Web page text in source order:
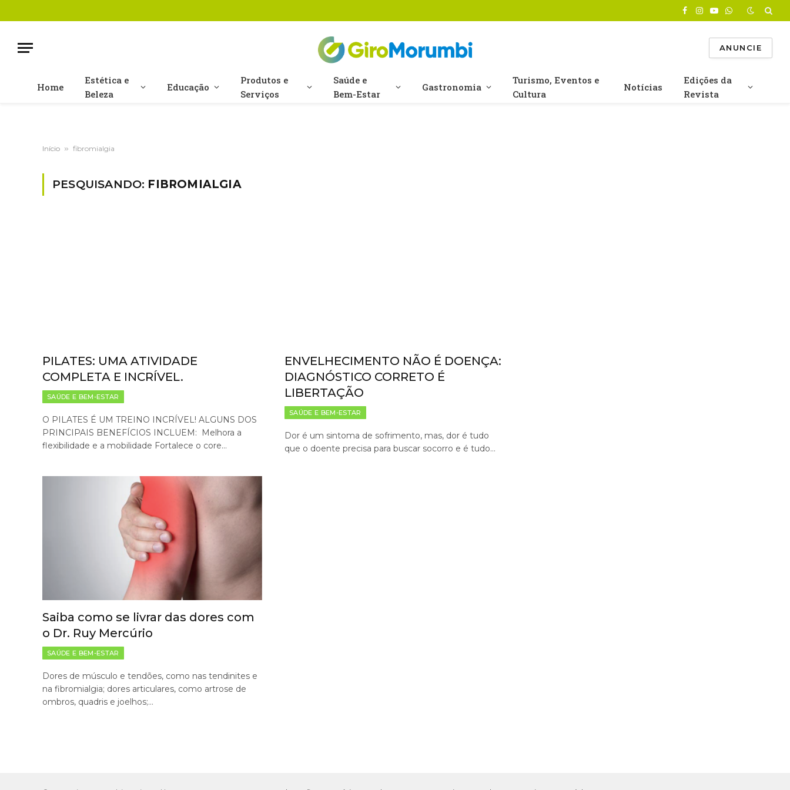
Facebook
Instagram
YouTube
WhatsApp
ANUNCIE
Home
Estética e
Beleza
Educação
Produtos e
Serviços
Saúde e
Bem-Estar
Gastronomia
Turismo, Eventos e
Cultura
Notícias
Edições da
Revista
Início » fibromialgia
PESQUISANDO: FIBROMIALGIA
PILATES: UMA ATIVIDADE
COMPLETA E INCRÍVEL.
SAÚDE E BEM-ESTAR
O PILATES É UM TREINO INCRÍVEL! ALGUNS DOS
PRINCIPAIS BENEFÍCIOS INCLUEM: Melhora a
flexibilidade e a mobilidade Fortalece o core…
ENVELHECIMENTO NÃO É DOENÇA:
DIAGNÓSTICO CORRETO É
LIBERTAÇÃO
SAÚDE E BEM-ESTAR
Dor é um sintoma de sofrimento, mas, dor é tudo
que o doente precisa para buscar socorro e é tudo…
Saiba como se livrar das dores com
o Dr. Ruy Mercúrio
SAÚDE E BEM-ESTAR
Dores de músculo e tendões, como nas tendinites e
na fibromialgia; dores articulares, como artrose de
ombros, quadris e joelhos;…